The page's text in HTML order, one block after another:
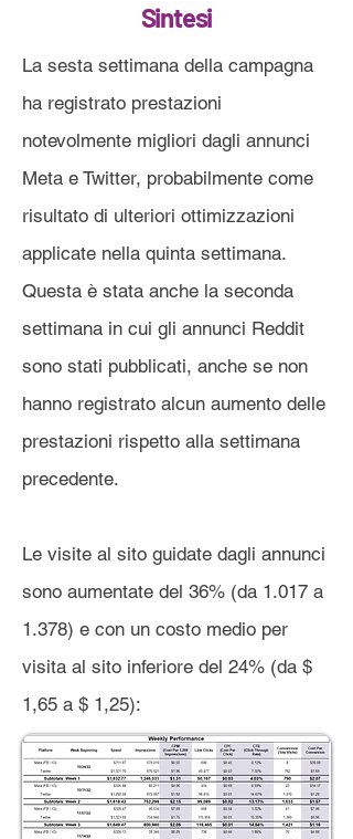
Sintesi
La sesta settimana della campagna
ha registrato prestazioni
notevolmente migliori dagli annunci
Meta e Twitter, probabilmente come
risultato di ulteriori ottimizzazioni
applicate nella quinta settimana.
Questa è stata anche la seconda
settimana in cui gli annunci Reddit
sono stati pubblicati, anche se non
hanno registrato alcun aumento delle
prestazioni rispetto alla settimana
precedente.
Le visite al sito guidate dagli annunci
sono aumentate del 36% (da 1.017 a
1.378) e con un costo medio per
visita al sito inferiore del 24% (da $
1,65 a $ 1,25):